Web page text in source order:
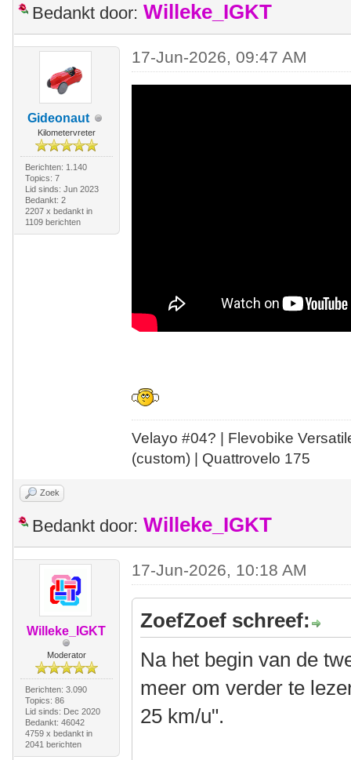
Bedankt door: Willeke_IGKT
Gideonaut
Kilometervreter
Berichten: 1.140
Topics: 7
Lid sinds: Jun 2023
Bedankt: 2
2207 x bedankt in
1109 berichten
17-Jun-2026, 09:47 AM
Velayo #04? | Flevobike
(custom) | Quattrovelo 175
Zoek
Bedankt door: Willeke_IGKT
Willeke_IGKT
Moderator
Berichten: 3.090
Topics: 86
Lid sinds: Dec 2020
Bedankt: 46042
4759 x bedankt in
2041 berichten
17-Jun-2026, 10:18 AM
ZoefZoef schreef:
Na het begin van de
meer om verder te
25 km/u".